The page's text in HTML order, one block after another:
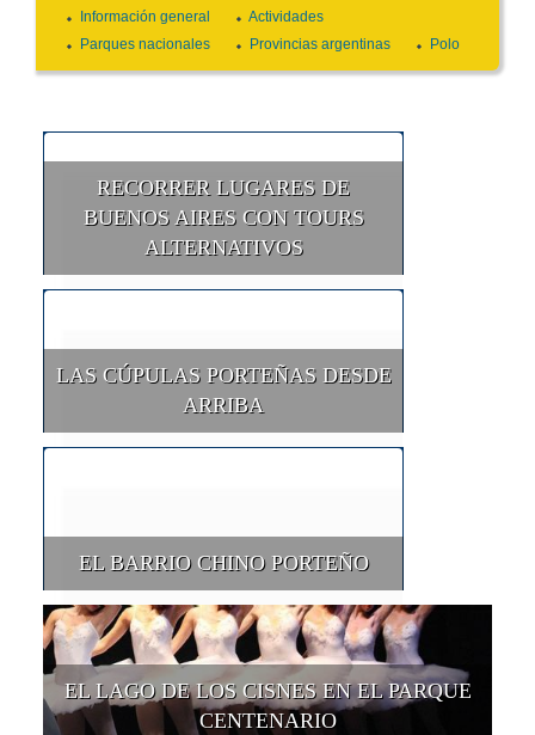
Información general
Actividades
Parques nacionales
Provincias argentinas Polo
RECORRER LUGARES DE
BUENOS AIRES CON TOURS
ALTERNATIVOS
LAS CÚPULAS PORTEÑAS DESDE
ARRIBA
EL BARRIO CHINO PORTEÑO
EL LAGO DE LOS CISNES EN EL PARQUE
CENTENARIO